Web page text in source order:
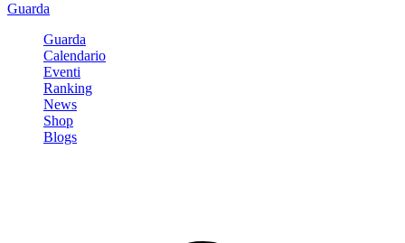
Guarda
Guarda
Calendario
Eventi
Ranking
News
Shop
Blogs